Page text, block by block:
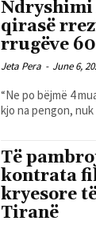
Ndryshimi
qirasë
rrugëve
Jeta Pera - June 6,
“Ne po bëjmë 4
kjo na pengon, nuk
Të
kontrata
kryesore
Tiranë